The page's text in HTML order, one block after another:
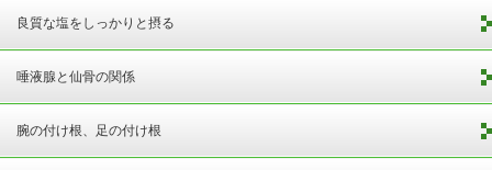
良質な塩をしっかりと摂る
唾液腺と仙骨の関係
腕の付け根、足の付け根